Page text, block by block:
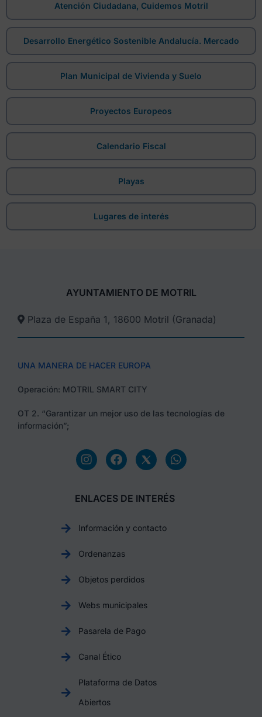
Atención Ciudadana, Cuidemos Motril
Desarrollo Energético Sostenible Andalucía. Mercado
Plan Municipal de Vivienda y Suelo
Proyectos Europeos
Calendario Fiscal
Playas
Lugares de interés
AYUNTAMIENTO DE MOTRIL
Plaza de España 1, 18600 Motril (Granada)​
UNA MANERA DE HACER EUROPA
Operación: MOTRIL SMART CITY
OT 2. “Garantizar un mejor uso de las tecnologías de
información”;
ENLACES DE INTERÉS
Información y contacto
Ordenanzas
Objetos perdidos
Webs municipales
Pasarela de Pago
Canal Ético
Plataforma de Datos
Abiertos